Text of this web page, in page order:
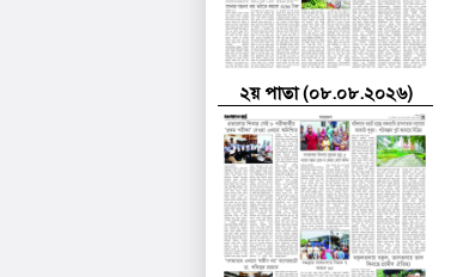
২য় পাতা (০৮.০৮.২০২৬)